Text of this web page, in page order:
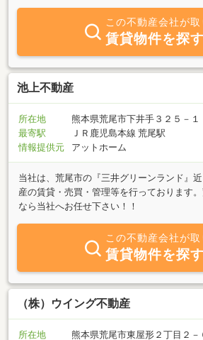
建物の売買及び仲介、大型団地開発、建売
画・販売、新築請負・リフォーム等の経験
ショップ』対応で、地域の皆様にお役に立
ルジュ』を目指します。これから注目され
ノベーションに強く、中古住宅をよく知る
は『Ｓｏｌｕｔｉｏｎ＆Ｑｕａｌｉｔｙ』を
生かし、スピーディで質の高いサービスを提
で、お気軽にご相談下さい。■ご相談及び業
地建物取引士・賃貸不動産経営管理士・公認
有建材調査者・石綿不動産作業主任者・住
不動産ＡＤＲ調停人
この不動産会社が取
賃貸物件を探す
池上不動産
所在地
熊本県荒尾市下井手３２５－１
最寄駅
ＪＲ鹿児島本線 荒尾駅
情報提供元
アットホーム
当社は、荒尾市の『三井グリーンランド』
産の賃貸・売買・管理等を行っております
なら当社へお任せ下さい！！
この不動産会社が取
賃貸物件を探す
（株）ウイング不動産
所在地
熊本県荒尾市東屋形２丁目２－